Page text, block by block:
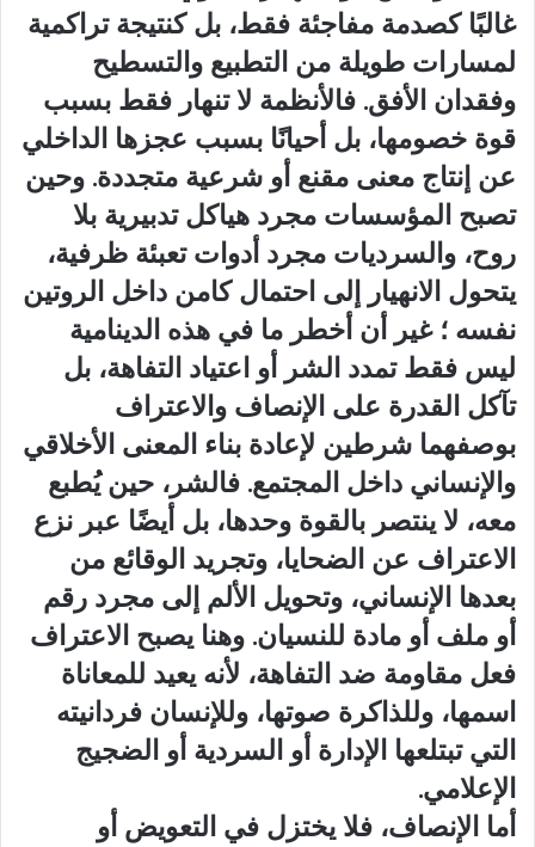
غالبًا كصدمة مفاجئة فقط، بل كنتيجة تراكمية
لمسارات طويلة من التطبيع والتسطيح
وفقدان الأفق. فالأنظمة لا تنهار فقط بسبب
قوة خصومها، بل أحيانًا بسبب عجزها الداخلي
عن إنتاج معنى مقنع أو شرعية متجددة. وحين
تصبح المؤسسات مجرد هياكل تدبيرية بلا
روح، والسرديات مجرد أدوات تعبئة ظرفية،
يتحول الانهيار إلى احتمال كامن داخل الروتين
نفسه ؛ غير أن أخطر ما في هذه الدينامية
ليس فقط تمدد الشر أو اعتياد التفاهة، بل
تآكل القدرة على الإنصاف والاعتراف
بوصفهما شرطين لإعادة بناء المعنى الأخلاقي
والإنساني داخل المجتمع. فالشر، حين يُطبع
معه، لا ينتصر بالقوة وحدها، بل أيضًا عبر نزع
الاعتراف عن الضحايا، وتجريد الوقائع من
بعدها الإنساني، وتحويل الألم إلى مجرد رقم
أو ملف أو مادة للنسيان. وهنا يصبح الاعتراف
فعل مقاومة ضد التفاهة، لأنه يعيد للمعاناة
اسمها، وللذاكرة صوتها، وللإنسان فردانيته
التي تبتلعها الإدارة أو السردية أو الضجيج
الإعلامي.
أما الإنصاف، فلا يختزل في التعويض أو